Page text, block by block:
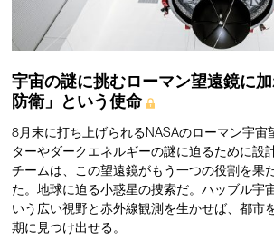
宇宙の謎に挑むローマン望遠鏡に
防衛」という使命
8月末に打ち上げられるNASAのローマン宇宙
ターやダークエネルギーの謎に迫るために設
チームは、この望遠鏡がもう一つの役割を果
た。地球に迫る小惑星の捜索だ。ハッブル宇
いう広い視野と赤外線観測を生かせば、都市
期に見つけ出せる。